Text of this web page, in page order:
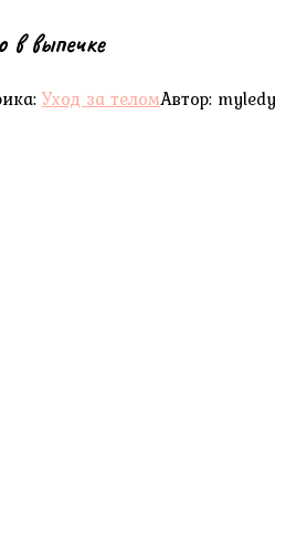
в выпечке
Уход за теломАвтор: myledy